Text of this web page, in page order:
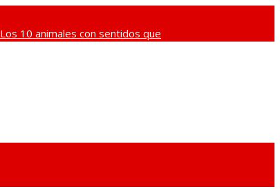
Los 10 animales con sentidos que